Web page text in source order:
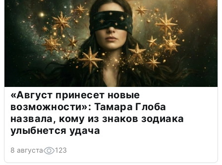
«Август принесет новые
возможности»: Тамара Глоба
назвала, кому из знаков зодиака
улыбнется удача
8 августа 123